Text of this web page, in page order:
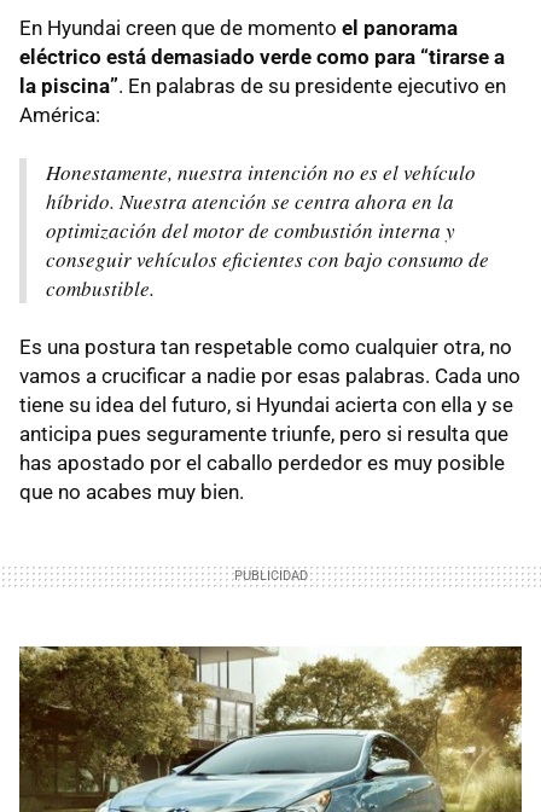
En Hyundai creen que de momento el panorama
eléctrico está demasiado verde como para “tirarse a
la piscina”. En palabras de su presidente ejecutivo en
América:
Honestamente, nuestra intención no es el vehículo
híbrido. Nuestra atención se centra ahora en la
optimización del motor de combustión interna y
conseguir vehículos eficientes con bajo consumo de
combustible.
Es una postura tan respetable como cualquier otra, no
vamos a crucificar a nadie por esas palabras. Cada uno
tiene su idea del futuro, si Hyundai acierta con ella y se
anticipa pues seguramente triunfe, pero si resulta que
has apostado por el caballo perdedor es muy posible
que no acabes muy bien.